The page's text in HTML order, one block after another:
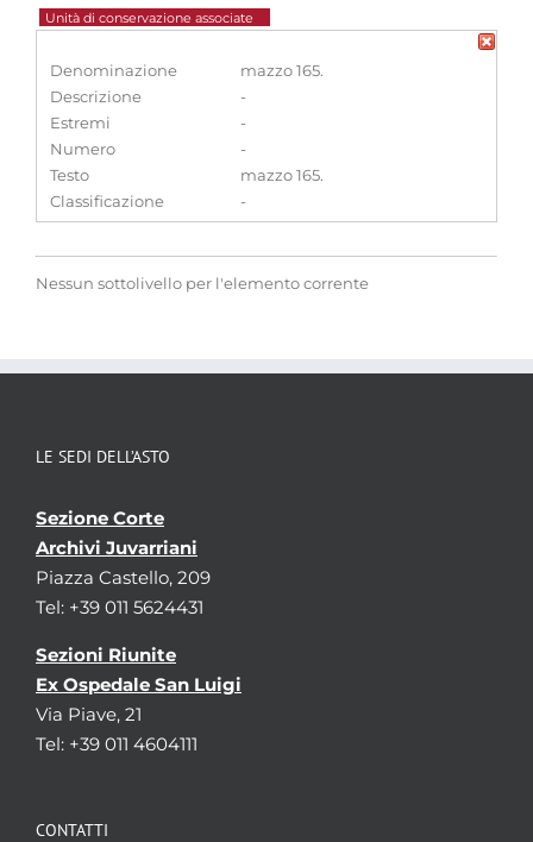
Unità di conservazione associate
Denominazione
mazzo 165.
Descrizione
-
Estremi
-
Numero
-
Testo
mazzo 165.
Classificazione
-
Nessun sottolivello per l'elemento corrente
LE SEDI DELL’ASTO
Sezione Corte
Archivi Juvarriani
Piazza Castello, 209
Tel: +39 011 5624431
Sezioni Riunite
Ex Ospedale San Luigi
Via Piave, 21
Tel: +39 011 4604111
CONTATTI